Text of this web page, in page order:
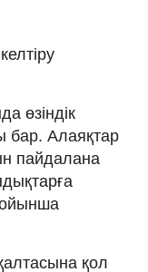
өзіндік
бар. Алаяқтар
пайдалана
қол